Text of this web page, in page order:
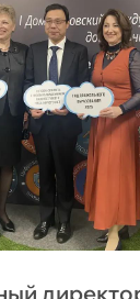
+7
пожелания, запрос
свой телефон